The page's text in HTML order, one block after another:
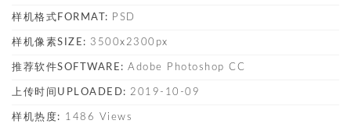
样机格式FORMAT: PSD
样机像素SIZE: 3500x2300px
推荐软件SOFTWARE: Adobe Photoshop CC
上传时间UPLOADED: 2019-10-09
样机热度: 1486 Views